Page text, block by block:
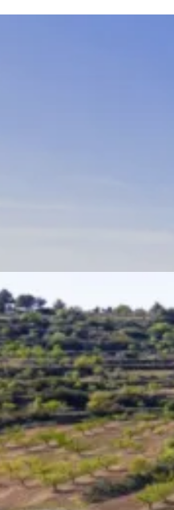
pròpies i de tercers
té l’opció d’impedir
de text que els llocs
permeten que el lloc